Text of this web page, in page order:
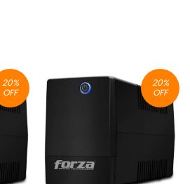
20%
OFF
20%
OFF